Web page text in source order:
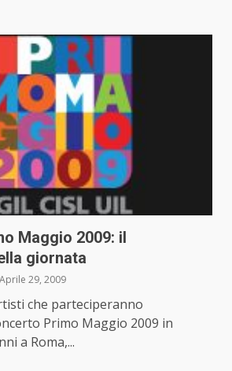
Maggio 2009: il
giornata
Aprile 29, 2009
che parteciperanno
Primo Maggio 2009 in
a Roma,...